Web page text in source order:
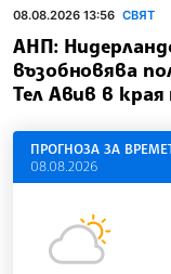
08.08.2026 13:56 СВЯТ
АНП:
възобновява
Тел Авив в края
ПРОГНОЗА ЗА
08.08.2026